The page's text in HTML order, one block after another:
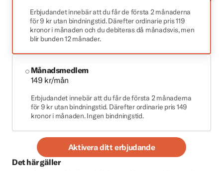
Erbjudandet innebär att du får de första 2 månaderna
för 9 kr utan bindningstid. Därefter ordinarie pris 119
kronor i månaden och du debiteras då månadsvis, men
blir bunden 12 månader.
Månadsmedlem
149 kr/mån
Erbjudandet innebär att du får de första 2 månaderna
för 9 kr utan bindningstid. Därefter ordinarie pris 149
kronor i månaden. Ingen bindningstid.
Aktivera ditt erbjudande
Det här gäller